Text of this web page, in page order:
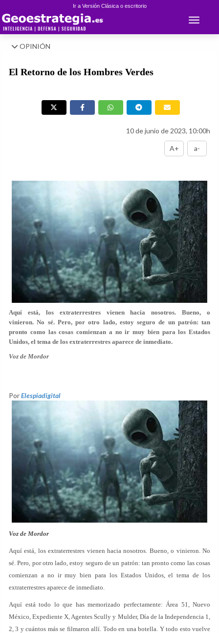
Ir a Versión Clásica o escritorio
Toggle
OPINIÓN
El Retorno de los Hombres Verdes
10 de junio de 2023, 10:00h
A+ a-
Aquí está, los extraterrestres vienen hacia nosotros. Bueno, o
vinieron. No sé. Pero, por otro lado, estoy seguro de un patrón: tan
pronto como las cosas comienzan a no ir muy bien para los Estados
Unidos, el tema de los extraterrestres aparece de inmediato.
Voz de Mordor
PorElespiadigital
Voz de Mordor
Aquí está, los extraterrestres vienen hacia nosotros. Bueno, o vinieron. No
sé. Pero, por otro lado, estoy seguro de un patrón: tan pronto como las cosas
comienzan a no ir muy bien para los Estados Unidos, el tema de los
extraterrestres aparece de inmediato.
Aquí está todo lo que has memorizado perfectamente: Área 51, Nuevo
México, Expediente X, Agentes Scully y Mulder, Día de la Independencia 1,
2, 3 y cuántos más se filmaron allí. Todo en una botella. Y todo esto vuelve